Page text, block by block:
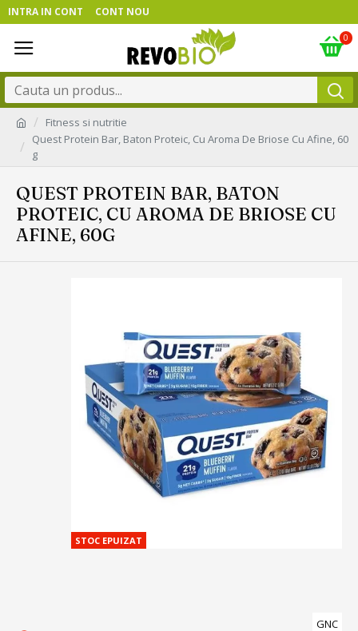
INTRA IN CONT CONT NOU
0
Fitness si nutritie
Quest Protein Bar, Baton Proteic, Cu Aroma De Briose Cu Afine, 60
g
QUEST PROTEIN BAR, BATON
PROTEIC, CU AROMA DE BRIOSE CU
AFINE, 60G
STOC EPUIZAT
GNC